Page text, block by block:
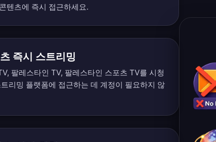
텐츠에 즉시 접근하세요.
즉시 스트리밍
팔레스타인 TV, 팔레스타인 스포츠 TV를 시청
리밍 플랫폼에 접근하는 데 계정이 필요하지 않